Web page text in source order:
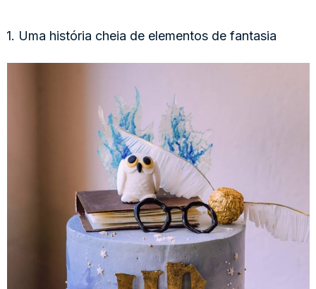
1. Uma história cheia de elementos de fantasia